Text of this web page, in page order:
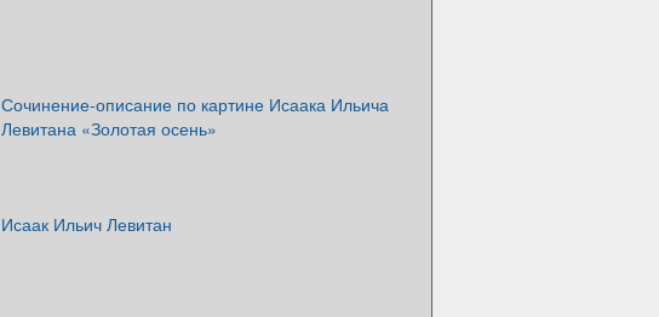
Сочинение-описание по картине Исаака Ильича
Левитана «Золотая осень»
Исаак Ильич Левитан